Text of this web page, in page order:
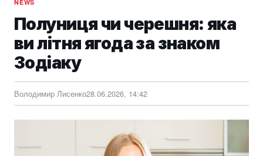
NEWS
Полуниця чи черешня: яка
ви літня ягода за знаком
Зодіаку
Володимир Лисенко28.06.2026, 14:42